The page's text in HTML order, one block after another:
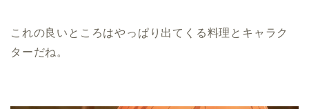
これの良いところはやっぱり出てくる料理とキャラク
ターだね。